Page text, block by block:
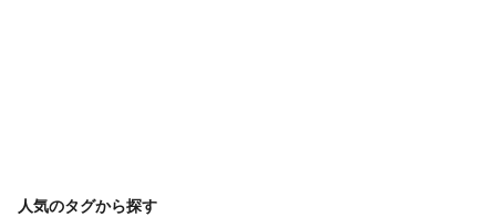
人気のタグから探す